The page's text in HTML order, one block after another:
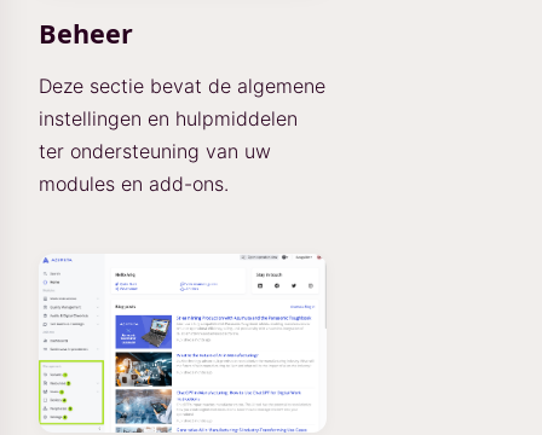
Beheer
Deze sectie bevat de algemene
instellingen en hulpmiddelen
ter ondersteuning van uw
modules en add-ons.